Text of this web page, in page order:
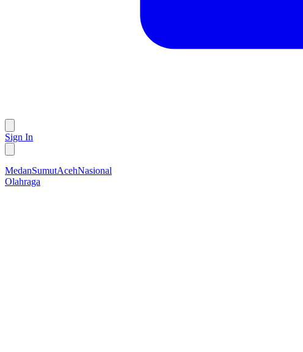
Sign In
MedanSumutAcehNasional
Olahraga